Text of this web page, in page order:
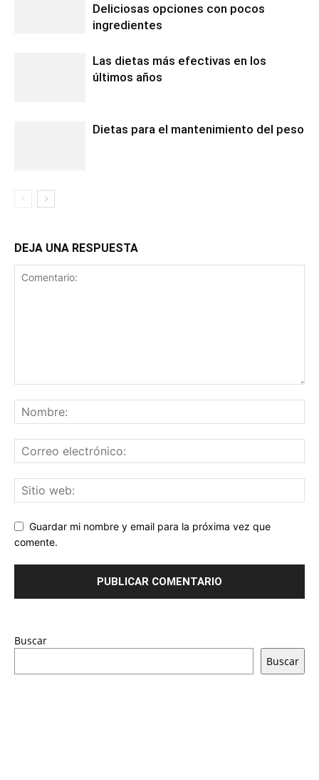
Deliciosas opciones con pocos
ingredientes
Las dietas más efectivas en los
últimos años
Dietas para el mantenimiento del peso
DEJA UNA RESPUESTA
Guardar mi nombre y email para la próxima vez que
comente.
Buscar
Buscar